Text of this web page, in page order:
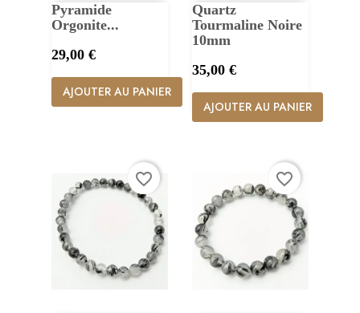
Pyramide
Orgonite...
Prix
29,00 €
AJOUTER AU PANIER
Quartz
Tourmaline Noire
10mm
Prix
35,00 €
AJOUTER AU PANIER
favorite_border favorite_border